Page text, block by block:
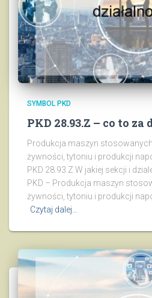
SYMBOL PKD
PKD 28.93.Z – co to za
Produkcja maszyn
żywności, tytoniu i produkcji
PKD 28.93.Z W jakiej sekcji i
PKD – Produkcja maszyn
żywności, tytoniu i produkcji
Czytaj dalej…